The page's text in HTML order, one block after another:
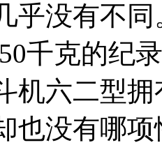
乎没有不
千克的纪
机六二型
也没有哪